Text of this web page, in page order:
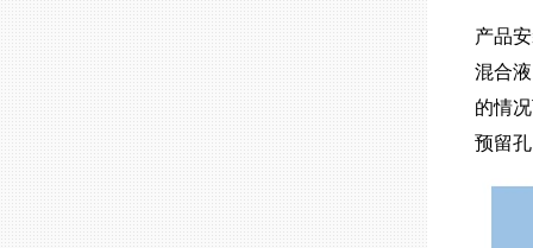
产
混合
的情
预留